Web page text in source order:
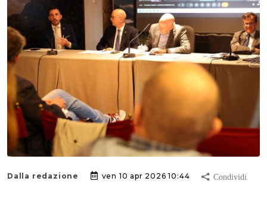
Dalla redazione ven 10 apr 2026 10:44